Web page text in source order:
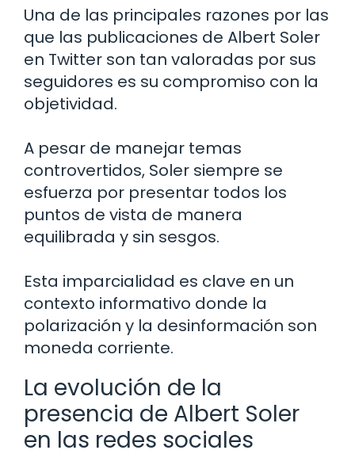
Una de las principales razones por las
que las publicaciones de Albert Soler
en Twitter son tan valoradas por sus
seguidores es su compromiso con la
objetividad.
A pesar de manejar temas
controvertidos, Soler siempre se
esfuerza por presentar todos los
puntos de vista de manera
equilibrada y sin sesgos.
Esta imparcialidad es clave en un
contexto informativo donde la
polarización y la desinformación son
moneda corriente.
La evolución de la
presencia de Albert Soler
en las redes sociales